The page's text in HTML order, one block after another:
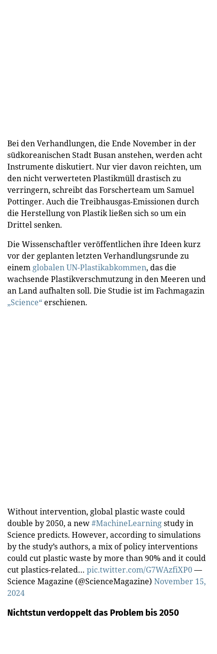
Bei den Verhandlungen, die Ende November in der
südkoreanischen Stadt Busan anstehen, werden acht
Instrumente diskutiert. Nur vier davon reichten, um
den nicht verwerteten Plastikmüll drastisch zu
verringern, schreibt das Forscherteam um Samuel
Pottinger. Auch die Treibhausgas-Emissionen durch
die Herstellung von Plastik ließen sich so um ein
Drittel senken.
Die Wissenschaftler veröffentlichen ihre Ideen kurz
vor der geplanten letzten Verhandlungsrunde zu
einem globalen UN-Plastikabkommen, das die
wachsende Plastikverschmutzung in den Meeren und
an Land aufhalten soll. Die Studie ist im Fachmagazin
„Science“ erschienen.
Without intervention, global plastic waste could
double by 2050, a new#MachineLearningstudy in
Science predicts. However, according to simulations
by the study’s authors, a mix of policy interventions
could cut plastic waste by more than 90% and it could
cut plastics-related… pic.twitter.com/G7WAzfiXP0—
Science Magazine (@ScienceMagazine) November 15,
2024
Nichtstun verdoppelt das Problem bis 2050